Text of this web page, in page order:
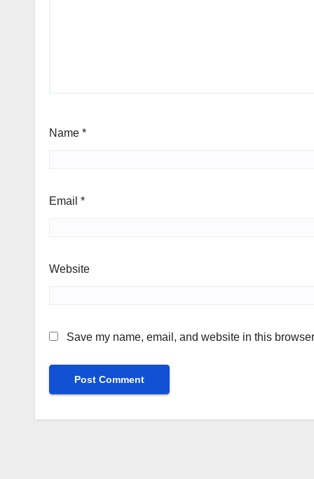
Name *
Email *
Website
Save my name, email, and website in this